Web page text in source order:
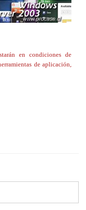
en condiciones de
de aplicación,